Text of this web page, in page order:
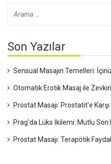
Son Yazılar
Sensual Masajın Temelleri:
Otomatik Erotik Masaj ile
Prostat Masajı: Prostatit'e
Prag'da Lüks İkilemi: Mutlu Son
Prostat Masajı: Terapötik